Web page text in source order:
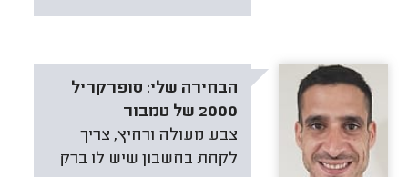
הבחירה שלי: סופרקריל
2000 של טמבור
צבע מעולה ורחיץ, צריך
לקחת בחשבון שיש לו ברק